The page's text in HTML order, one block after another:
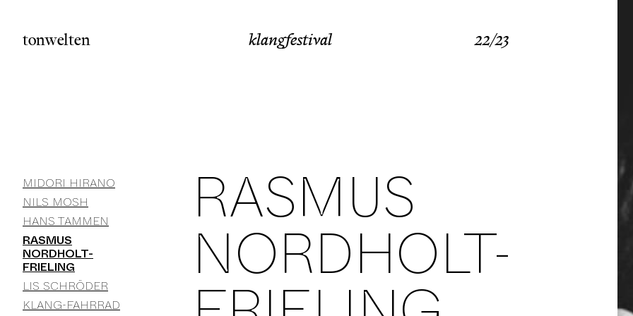
tonwelten klangfestival 22/23
RASMUS
NORDHOLT-
MIDORI HIRANO
NILS MOSH
HANS TAMMEN
RASMUS
NORDHOLT-
FRIELING
LIS SCHRÖDER
KLANG-FAHRRAD